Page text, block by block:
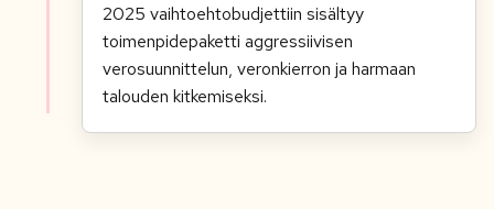
2025 vaihtoehtobudjettiin sisältyy
toimenpidepaketti aggressiivisen
verosuunnittelun, veronkierron ja harmaan
talouden kitkemiseksi.